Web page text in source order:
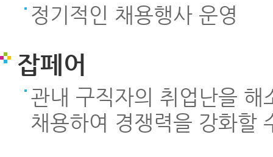
정기적인 채용행사 운영
잡페어
관내 구직자의 취업난을
채용하여 경쟁력을 강화할